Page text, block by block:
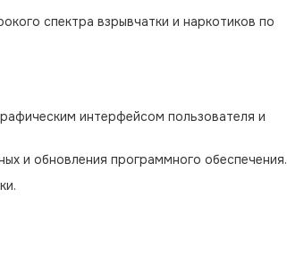
спектра взрывчатки и наркотиков по
интерфейсом пользователя и
и обновления программного обеспечения.